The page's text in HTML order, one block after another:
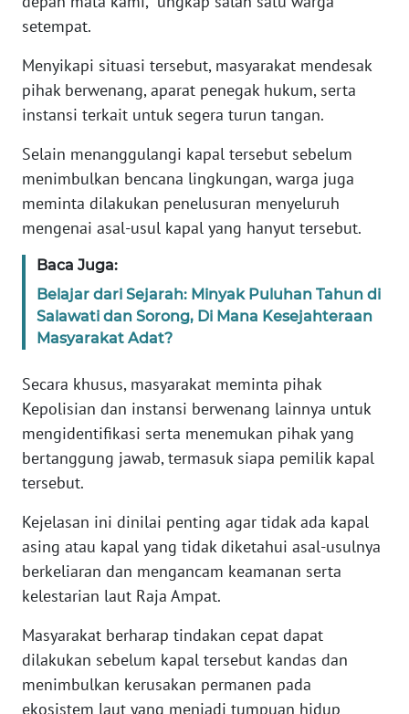
setempat.
Menyikapi situasi tersebut, masyarakat mendesak
pihak berwenang, aparat penegak hukum, serta
instansi terkait untuk segera turun tangan.
Selain menanggulangi kapal tersebut sebelum
menimbulkan bencana lingkungan, warga juga
meminta dilakukan penelusuran menyeluruh
mengenai asal-usul kapal yang hanyut tersebut.
Baca Juga:
Belajar dari Sejarah: Minyak Puluhan Tahun di
Salawati dan Sorong, Di Mana Kesejahteraan
Masyarakat Adat?
Secara khusus, masyarakat meminta pihak
Kepolisian dan instansi berwenang lainnya untuk
mengidentifikasi serta menemukan pihak yang
bertanggung jawab, termasuk siapa pemilik kapal
tersebut.
Kejelasan ini dinilai penting agar tidak ada kapal
asing atau kapal yang tidak diketahui asal-usulnya
berkeliaran dan mengancam keamanan serta
kelestarian laut Raja Ampat.
Masyarakat berharap tindakan cepat dapat
dilakukan sebelum kapal tersebut kandas dan
menimbulkan kerusakan permanen pada
ekosistem laut yang menjadi tumpuan hidup
NTT
WN
KEPRI
PAPUA
WN
PAPUA
BARAT
RIAU
WN
WN
JAMBI
WN
WN
NTB
SULTENG
WN
SULBAR